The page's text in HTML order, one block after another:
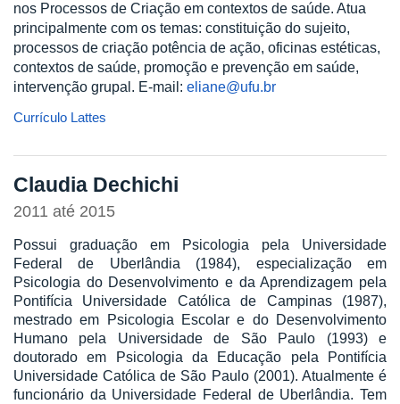
nos Processos de Criação em contextos de saúde. Atua
principalmente com os temas: constituição do sujeito,
processos de criação potência de ação, oficinas estéticas,
contextos de saúde, promoção e prevenção em saúde,
intervenção grupal. E-mail: eliane@ufu.br
Currículo Lattes
Claudia Dechichi
2011 até 2015
Possui graduação em Psicologia pela Universidade
Federal de Uberlândia (1984), especialização em
Psicologia do Desenvolvimento e da Aprendizagem pela
Pontifícia Universidade Católica de Campinas (1987),
mestrado em Psicologia Escolar e do Desenvolvimento
Humano pela Universidade de São Paulo (1993) e
doutorado em Psicologia da Educação pela Pontifícia
Universidade Católica de São Paulo (2001). Atualmente é
funcionário da Universidade Federal de Uberlândia. Tem